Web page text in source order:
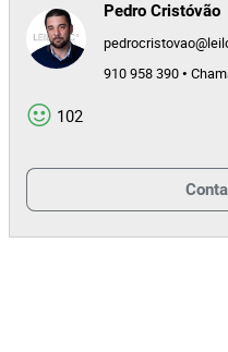
Pedro Cristóvão
910 958 390 •
102